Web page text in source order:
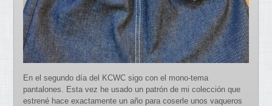
En el segundo día del KCWC sigo con el mono-tema
pantalones. Esta vez he usado un patrón de mi colección que
estrené hace exactamente un año para coserle unos vaqueros